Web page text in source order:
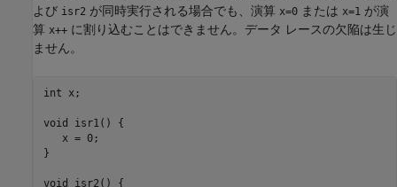
よび isr2 が同時実行される場合でも、演算 x=0 または x=1 が演
算 x++ に割り込むことはできません。データ レースの欠陥は生じ
ません。
int x;
void isr1() {
   x = 0;
}
void isr2() {